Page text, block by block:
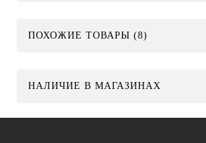
ПОХОЖИЕ ТОВАРЫ (8)
НАЛИЧИЕ В МАГАЗИНАХ